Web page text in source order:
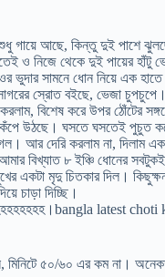
গায়ে আছে, কিন্তু দুই পাশে
ও নিজে থেকে দুই পায়ের হাঁটু
ভুদার সামনে ধোন নিয়ে এক হাতে
স্রোত বইছে, ভেজা
বিশেষ করে উপর ঠোঁটের
উঠছে। ঘসতে ঘসতেই পুচুত
আর দেরি করলাম না, দিলাম
বিখ্যাত ৮ ইঞ্চি ধোনের
একটা মৃদু চিতকার দিল।
চাড়া দিচ্ছি।
latest choti
মিনিটে ৫০/৬০ এর কম না।